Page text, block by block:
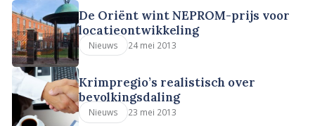
De Oriënt wint NEPROM-prijs voor
locatieontwikkeling
Nieuws 24 mei 2013
Krimpregio’s realistisch over
bevolkingsdaling
Nieuws 23 mei 2013